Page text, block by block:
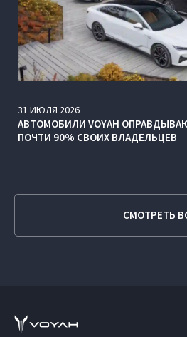
31 ИЮЛЯ 2026
АВТОМОБИЛИ VOYAH
ПОЧТИ 90% СВОИХ ВЛАДЕЛЬЦЕВ
СМОТРЕТЬ